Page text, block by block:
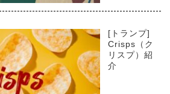
[トランプ]
Crisps（ク
リスプ）紹
介